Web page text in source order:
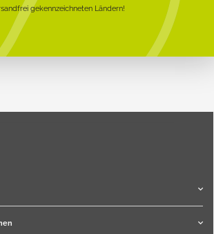
gekennzeichneten Ländern!